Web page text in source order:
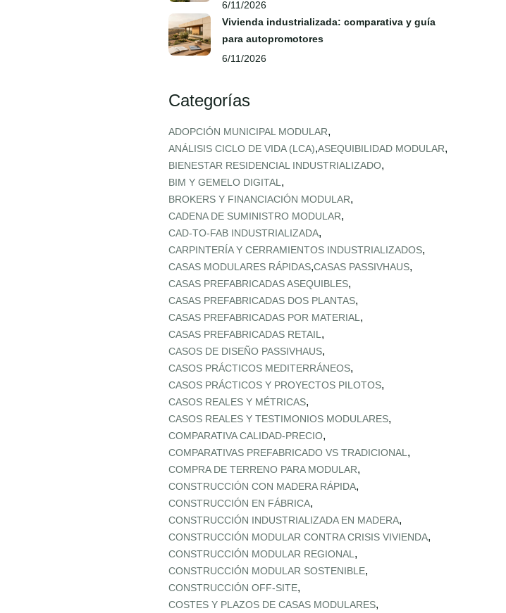
6/11/2026
Vivienda industrializada: comparativa y guía
para autopromotores
6/11/2026
Categorías
ADOPCIÓN MUNICIPAL MODULAR,
ANÁLISIS CICLO DE VIDA (LCA),ASEQUIBILIDAD MODULAR,
BIENESTAR RESIDENCIAL INDUSTRIALIZADO,
BIM Y GEMELO DIGITAL ,
BROKERS Y FINANCIACIÓN MODULAR,
CADENA DE SUMINISTRO MODULAR,
CAD‑TO‑FAB INDUSTRIALIZADA,
CARPINTERÍA Y CERRAMIENTOS INDUSTRIALIZADOS,
CASAS MODULARES RÁPIDAS,CASAS PASSIVHAUS,
CASAS PREFABRICADAS ASEQUIBLES,
CASAS PREFABRICADAS DOS PLANTAS,
CASAS PREFABRICADAS POR MATERIAL ,
CASAS PREFABRICADAS RETAIL ,
CASOS DE DISEÑO PASSIVHAUS,
CASOS PRÁCTICOS MEDITERRÁNEOS,
CASOS PRÁCTICOS Y PROYECTOS PILOTOS,
CASOS REALES Y MÉTRICAS,
CASOS REALES Y TESTIMONIOS MODULARES,
COMPARATIVA CALIDAD‑PRECIO,
COMPARATIVAS PREFABRICADO VS TRADICIONAL ,
COMPRA DE TERRENO PARA MODULAR,
CONSTRUCCIÓN CON MADERA RÁPIDA,
CONSTRUCCIÓN EN FÁBRICA,
CONSTRUCCIÓN INDUSTRIALIZADA EN MADERA,
CONSTRUCCIÓN MODULAR CONTRA CRISIS VIVIENDA,
CONSTRUCCIÓN MODULAR REGIONAL ,
CONSTRUCCIÓN MODULAR SOSTENIBLE,
CONSTRUCCIÓN OFF‑SITE,
COSTES Y PLAZOS DE CASAS MODULARES,